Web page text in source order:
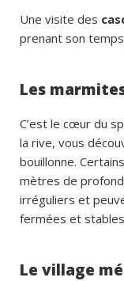
Une visite des
prenant son
Les
C’est le cœur du
la rive, vous
bouillonne.
mètres de
irréguliers et
fermées et
Le village